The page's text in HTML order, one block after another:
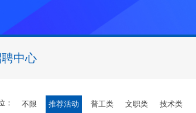
中心
： 不限 推荐活动 普工类 文职类 技术类